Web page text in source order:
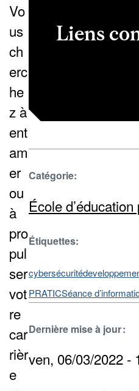
Vo
us
ch
erc
he
z à
ent
am
er
ou
à
pro
pul
ser
vot
re
car
rièr
e
Liens
Catégorie:
École
Étiquettes:
cybersécurité
PRATICSéance
Dernière mise à jour :
ven, 06/03/2022 -